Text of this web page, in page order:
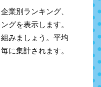
業別ランキング、
グを表示します。
みましょう。平均
に集計されます。